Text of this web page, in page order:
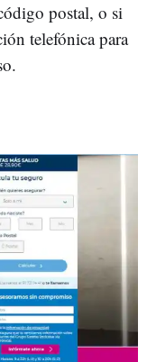
postal, o si
telefónica para